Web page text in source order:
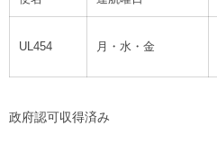
UL454 月・水・金
政府認可収得済み